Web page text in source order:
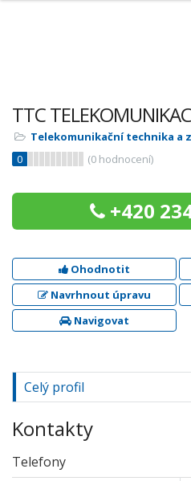
TTC
Telekomunikační technika a
0
(0 hodnocení)
+420
Ohodnotit
Navrhnout úpravu
Navigovat
Celý profil
Kontakty
Telefony